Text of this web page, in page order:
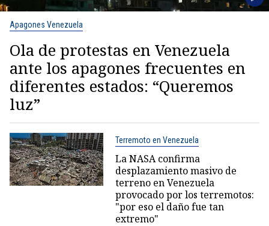
Apagones Venezuela
Ola de protestas en Venezuela
ante los apagones frecuentes en
diferentes estados: “Queremos
luz”
Terremoto en Venezuela
La NASA confirma
desplazamiento masivo de
terreno en Venezuela
provocado por los terremotos:
"por eso el daño fue tan
extremo"